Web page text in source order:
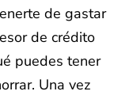
de gastar
de crédito
puedes tener
Una vez